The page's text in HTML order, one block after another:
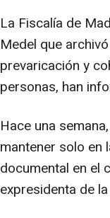
La Fiscalía de
Medel que
prevaricación y
personas, han
Hace una
mantener solo en
documental en el
expresidenta de